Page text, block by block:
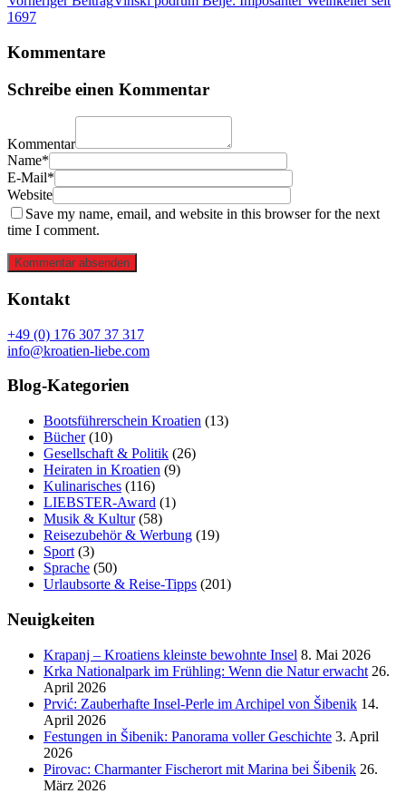
1697
Kommentare
Schreibe einen Kommentar
Kommentar
Name*
E-Mail*
Website
Save my name, email, and website in this browser for the next
time I comment.
Kommentar absenden
Kontakt
+49 (0) 176 307 37 317
info@kroatien-liebe.com
Blog-Kategorien
Bootsführerschein Kroatien (13)
Bücher(10)
Gesellschaft & Politik (26)
Heiraten in Kroatien (9)
Kulinarisches (116)
LIEBSTER-Award (1)
Musik & Kultur(58)
Reisezubehör & Werbung (19)
Sport (3)
Sprache (50)
Urlaubsorte & Reise-Tipps (201)
Neuigkeiten
Krapanj – Kroatiens kleinste bewohnte Insel 8. Mai 2026
Krka Nationalpark im Frühling: Wenn die Natur erwacht 26.
April 2026
Prvić: Zauberhafte Insel-Perle im Archipel von Šibenik 14.
April 2026
Festungen in Šibenik: Panorama voller Geschichte 3. April
2026
Pirovac: Charmanter Fischerort mit Marina bei Šibenik 26.
März 2026